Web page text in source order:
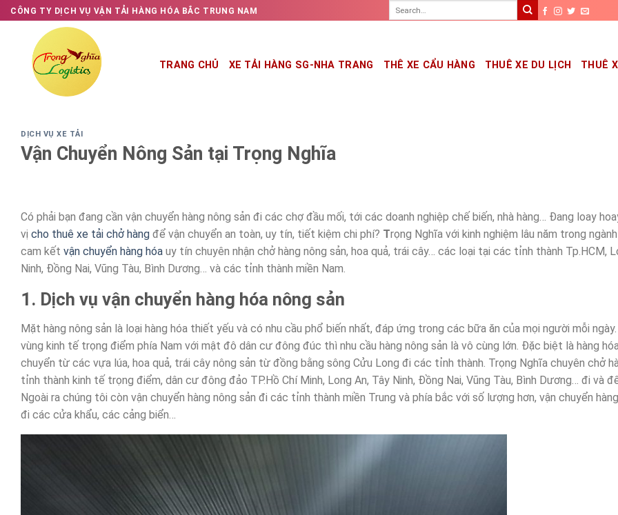
Skip
to
content
CÔNG TY DỊCH VỤ VẬN TẢI HÀNG HÓA BẮC TRUNG NAM
TRANG CHỦ XE TẢI HÀNG SG-NHA TRANG THÊ XE CẨU HÀNG THUÊ XE DU LỊCH THUÊ
DỊCH VỤ XE TẢI
Vận Chuyển Nông Sản tại Trọng Nghĩa
Có phải bạn đang cần vận chuyển hàng nông sản đi các chợ đầu mối, tới các doanh nghiệp chế biến, nhà hàng… Đang loay
vị cho thuê xe tải chở hàng để vận chuyển an toàn, uy tín, tiết kiệm chi phí? Trọng Nghĩa với kinh nghiệm lâu năm trong
cam kết vận chuyển hàng hóa uy tín chuyên nhận chở hàng nông sản, hoa quả, trái cây… các loại tại các tỉnh thành Tp.HCM,
Ninh, Đồng Nai, Vũng Tàu, Bình Dương… và các tỉnh thành miền Nam.
1. Dịch vụ vận chuyển hàng hóa nông sản
Mặt hàng nông sản là loại hàng hóa thiết yếu và có nhu cầu phổ biến nhất, đáp ứng trong các bữa ăn của mọi người mỗi
vùng kinh tế trọng điểm phía Nam với mật đô dân cư đông đúc thì nhu cầu hàng nông sản là vô cùng lớn. Đặc biệt là hàng
chuyển từ các vựa lúa, hoa quả, trái cây nông sản từ đồng bằng sông Cửu Long đi các tỉnh thành. Trọng Nghĩa chuyên chở
tỉnh thành kinh tế trọng điểm, dân cư đông đảo TP.Hồ Chí Minh, Long An, Tây Ninh, Đồng Nai, Vũng Tàu, Bình Dương… đi và
Ngoài ra chúng tôi còn vận chuyển hàng nông sản đi các tỉnh thành miền Trung và phía bắc với số lượng hơn, vận chuyển
đi các cửa khẩu, các cảng biển…